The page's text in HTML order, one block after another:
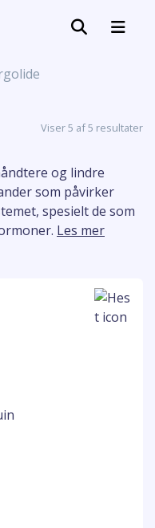
Viser 5 af 5 resultater
og lindre
som påvirker
spesielt de som
Les mer